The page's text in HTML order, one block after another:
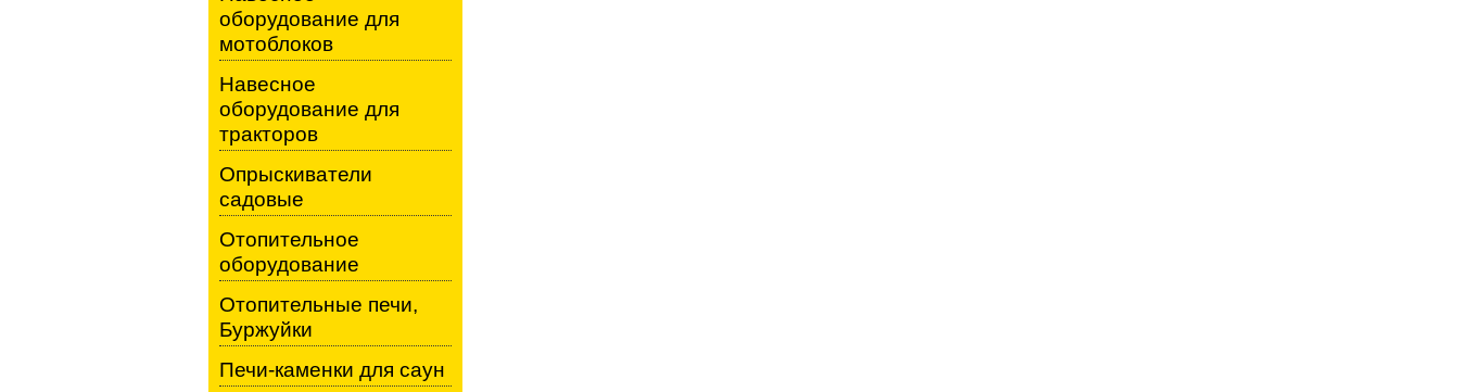
оборудование для
мотоблоков
Навесное
оборудование для
тракторов
Опрыскиватели
садовые
Отопительное
оборудование
Отопительные печи,
Буржуйки
Печи-каменки для саун